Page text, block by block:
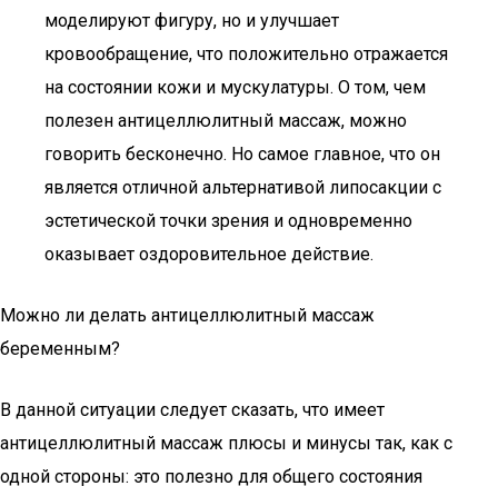
моделируют фигуру, но и улучшает
кровообращение, что положительно отражается
на состоянии кожи и мускулатуры. О том, чем
полезен антицеллюлитный массаж, можно
говорить бесконечно. Но самое главное, что он
является отличной альтернативой липосакции с
эстетической точки зрения и одновременно
оказывает оздоровительное действие.
Можно ли делать антицеллюлитный массаж
беременным?
В данной ситуации следует сказать, что имеет
антицеллюлитный массаж плюсы и минусы так, как с
одной стороны: это полезно для общего состояния